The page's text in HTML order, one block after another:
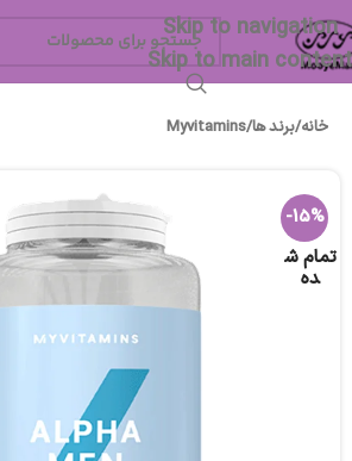
Skip to navigation
Skip to main content
خانه/برند ها/
Myvitamins
-15%
تمام ش
ده